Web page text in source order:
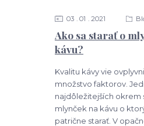
Ako sa starať o
kávu?
03 01 2021
Kvalitu kávy vie
množstvo faktorov.
najdôležitejších okrem
mlynček na kávu o
patrične starať. V